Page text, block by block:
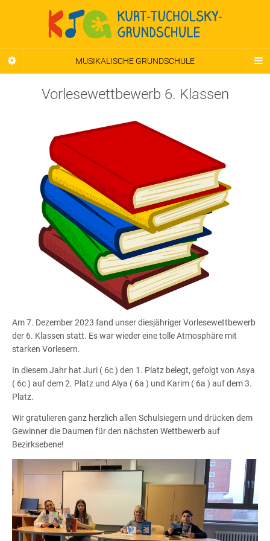
MUSIKALISCHE GRUNDSCHULE
Vorlesewettbewerb 6. Klassen
Am 7. Dezember 2023 fand unser diesjähriger Vorlesewettbewerb
der 6. Klassen statt. Es war wieder eine tolle Atmosphäre mit
starken Vorlesern.
In diesem Jahr hat Juri ( 6c ) den 1. Platz belegt, gefolgt von Asya
( 6c ) auf dem 2. Platz und Alya ( 6a ) und Karim ( 6a ) auf dem 3.
Platz.
Wir gratulieren ganz herzlich allen Schulsiegern und drücken dem
Gewinner die Daumen für den nächsten Wettbewerb auf
Bezirksebene!